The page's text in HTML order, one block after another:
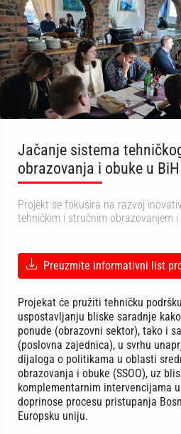
Jačanje sistema
obrazovanja i obuke u BiH
Projekt se fokusira na razvoj
tehničkim i stručnim obrazovanjem i
Preuzmite informativni list
Projekat će pružiti tehničku
uspostavljanju bliske saradnje
ponude (obrazovni sektor), tako i
(poslovna zajednica), u svrhu
dijaloga o politikama u oblasti
obrazovanja i obuke (SSOO), uz
komplementarnim intervencijama u
doprinose procesu pristupanja
Europsku uniju.